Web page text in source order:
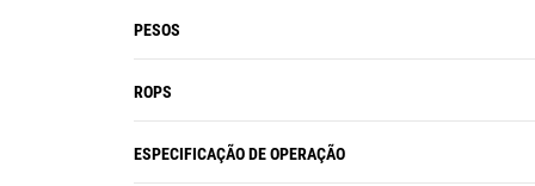
PESOS
ROPS
ESPECIFICAÇÃO DE OPERAÇÃO